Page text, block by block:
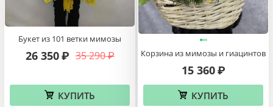
Букет из 101 ветки мимозы
35 290 ₽
26 350 ₽
КУПИТЬ
Корзина из мимозы и гиацинтов
15 360 ₽
КУПИТЬ